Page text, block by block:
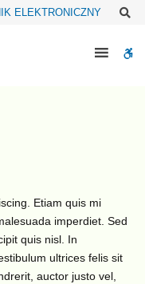
ELEKTRONICZNY
Etiam quis mi
imperdiet. Sed
quis nisl. In
ultrices felis sit
auctor justo vel,